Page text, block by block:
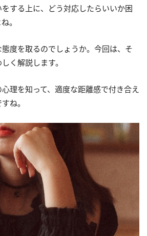
する上に、どう対応したらいいか困
。
度を取るのでしょうか。今回は、そ
く解説します。
理を知って、適度な距離感で付き合え
ね。